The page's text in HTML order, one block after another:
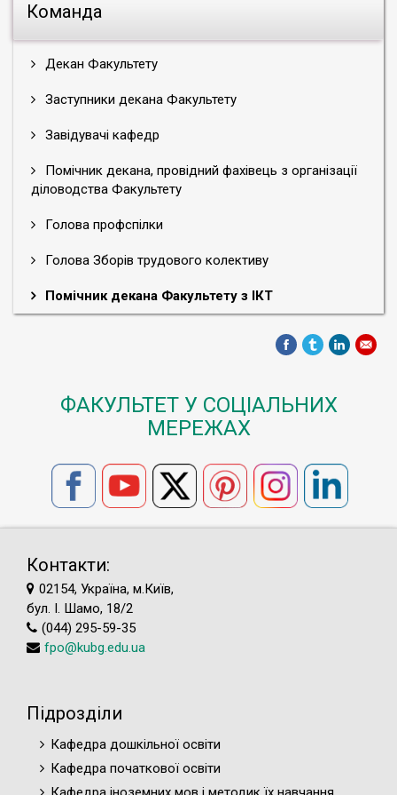
Команда
Декан Факультету
Заступники декана Факультету
Завідувачі кафедр
Помічник декана, провідний фахівець з організації
діловодства Факультету
Голова профспілки
Голова Зборів трудового колективу
Помічник декана Факультету з ІКТ
ФАКУЛЬТЕТ У СОЦІАЛЬНИХ
МЕРЕЖАХ
Контакти:
02154, Україна, м.Київ,
бул. І. Шамо, 18/2
(044) 295-59-35
fpo@kubg.edu.ua
Підрозділи
Кафедра дошкільної освіти
Кафедра початкової освіти